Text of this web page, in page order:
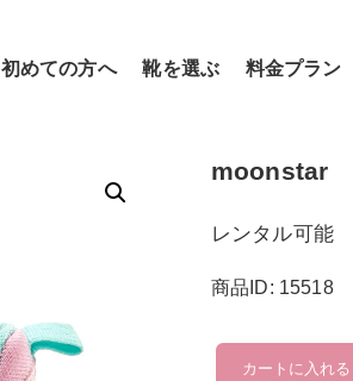
初めての方へ 靴を選ぶ 料金プラン
moonstar
レンタル可能
商品ID: 15518
moonstar
カートに入れる